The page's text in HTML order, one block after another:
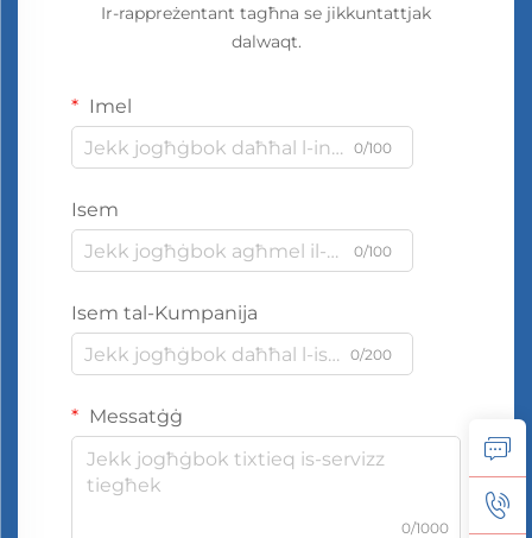
Ir-rappreżentant tagħna se jikkuntattjak
dalwaqt.
Imel
0/100
Isem
0/100
Isem tal-Kumpanija
0/200
Messatġġ
0/1000